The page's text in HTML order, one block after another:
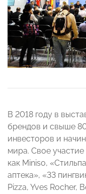
В 2018 году в
брендов и свыше
инвесторов и
мира. Свое
как Miniso,
аптека», «33
Pizza, Yves Rocher,